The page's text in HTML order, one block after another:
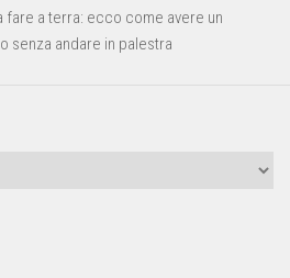
fare a terra: ecco come avere un
senza andare in palestra